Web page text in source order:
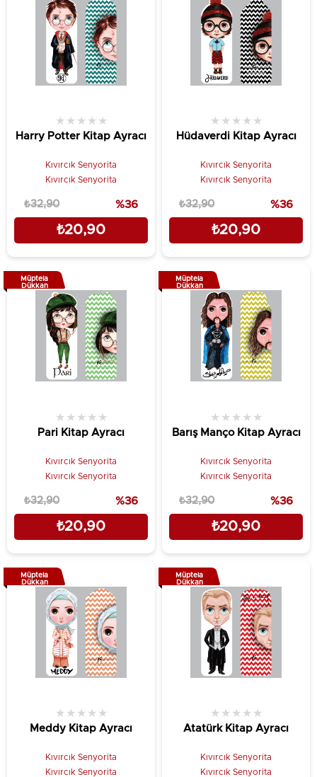
Harry Potter Kitap Ayracı
★ ★ ★ ★ ★
Kıvırcık Senyorita
Kıvırcık Senyorita
₺20,90
₺32,90 %36
Hüdaverdi Kitap Ayracı
★ ★ ★ ★ ★
Kıvırcık Senyorita
Kıvırcık Senyorita
₺20,90
₺32,90 %36
Pari Kitap Ayracı
★ ★ ★ ★ ★
Kıvırcık Senyorita
Kıvırcık Senyorita
₺20,90
₺32,90 %36
Müptela
Dükkan
Barış Manço Kitap Ayracı
★ ★ ★ ★ ★
Kıvırcık Senyorita
Kıvırcık Senyorita
₺20,90
₺32,90 %36
Müptela
Dükkan
Meddy Kitap Ayracı
★ ★ ★ ★ ★
Kıvırcık Senyorita
Kıvırcık Senyorita
Müptela
Dükkan
Atatürk Kitap Ayracı
★ ★ ★ ★ ★
Kıvırcık Senyorita
Kıvırcık Senyorita
Müptela
Dükkan